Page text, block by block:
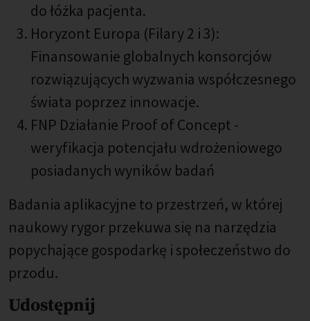
do łóżka pacjenta.
Horyzont Europa (Filary 2 i 3):
Finansowanie globalnych konsorcjów
rozwiązujących wyzwania współczesnego
świata poprzez innowacje.
FNP Działanie Proof of Concept -
weryfikacja potencjału wdrożeniowego
posiadanych wyników badań
Badania aplikacyjne to przestrzeń, w której
naukowy rygor przekuwa się na narzędzia
popychające gospodarkę i społeczeństwo do
przodu.
Udostępnij